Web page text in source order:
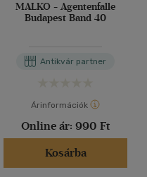
MALKO - Agentenfalle
Budapest Band 40
Antikvár partner
Árinformációk
Online ár: 990 Ft
Kosárba